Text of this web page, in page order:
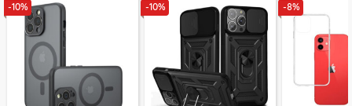
-10% -10% -8%